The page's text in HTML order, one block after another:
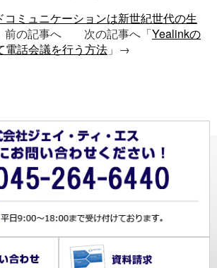
コミュニケーションは新世紀世代の生
前の記事へ 次の記事へ「Yealinkの
電話会議を行う方法 」→